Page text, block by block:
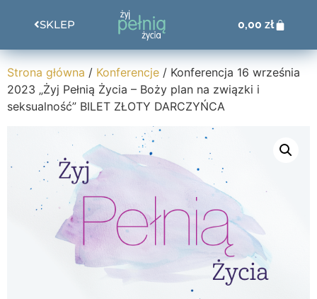
SKLEP 0,00 zł
Strona główna / Konferencje / Konferencja 16 września
2023 „Żyj Pełnią Życia – Boży plan na związki i
seksualność” BILET ZŁOTY DARCZYŃCA